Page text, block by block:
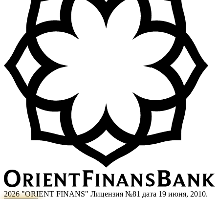
2026 "ORIENT FINANS" Лицензия №81 дата 19 июня, 2010.